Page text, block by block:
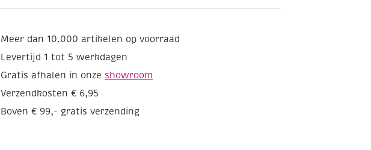
aantal
Meer dan 10.000 artikelen op voorraad
Levertijd 1 tot 5 werkdagen
Gratis afhalen in onze showroom
Verzendkosten € 6,95
Boven € 99,- gratis verzending